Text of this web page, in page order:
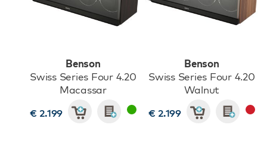
Benson
Swiss Series Four 4.20
Macassar
€ 2.199
Benson
Swiss Series Four 4.20
Walnut
€ 2.199